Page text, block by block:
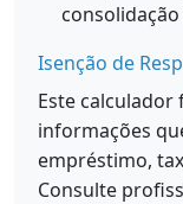
Isenção de
Este calculador
informações
empréstimo,
Consulte